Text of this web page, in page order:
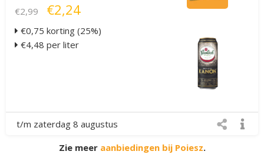
€2,99 €2,24
€0,75 korting (25%)
€4,48 per liter
t/m zaterdag 8 augustus
Zie meer aanbiedingen bij Poiesz.